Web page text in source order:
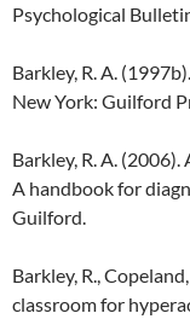
Psychological
Barkley, R. A.
New York: Guilford
Barkley, R. A.
A handbook for
Guilford.
Barkley, R.,
classroom for